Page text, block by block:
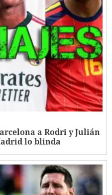
a Rodri y Julián
lo blinda